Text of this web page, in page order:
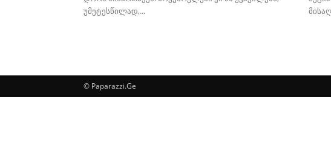
უმეტესწილად,...
© Paparazzi.Ge